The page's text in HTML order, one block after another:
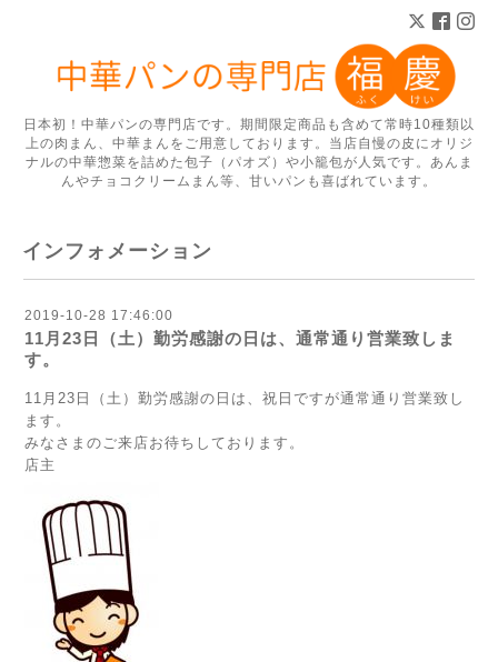
日本初！中華パンの専門店です。期間限定商品も含めて常時10種類以
上の肉まん、中華まんをご用意しております。当店自慢の皮にオリジ
ナルの中華惣菜を詰めた包子（パオズ）や小籠包が人気です。あんま
んやチョコクリームまん等、甘いパンも喜ばれています。
インフォメーション
2019-10-28 17:46:00
11月23日（土）勤労感謝の日は、通常通り営業致しま
す。
11月23日（土）勤労感謝の日は、祝日ですが通常通り営業致し
ます。
みなさまのご来店お待ちしております。
店主